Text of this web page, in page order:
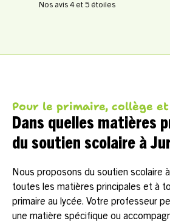
Nos avis 4 et 5 étoiles
Pour le primaire, collège
Dans quelles matières
du soutien scolaire à
Nous proposons du soutien scolaire
toutes les matières principales et à
primaire au lycée. Votre professeur
une matière spécifique ou